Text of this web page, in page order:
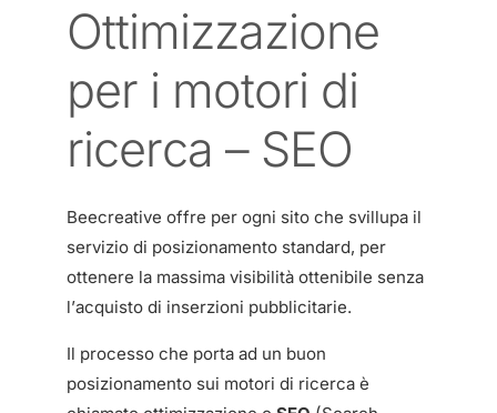
Ottimizzazione
per i motori di
ricerca – SEO
Beecreative offre per ogni sito che svillupa il
servizio di posizionamento standard, per
ottenere la massima visibilità ottenibile senza
l’acquisto di inserzioni pubblicitarie.
Il processo che porta ad un buon
posizionamento sui motori di ricerca è